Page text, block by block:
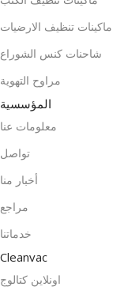
ماكينات تنظيف الارضيات
شاحنات كنس الشوراع
مراوح التهوية
المؤسسية
معلومات عنا
تواصل
أخبار منا
مراجع
خدماتنا
Cleanvac
اونلاين كتالوج